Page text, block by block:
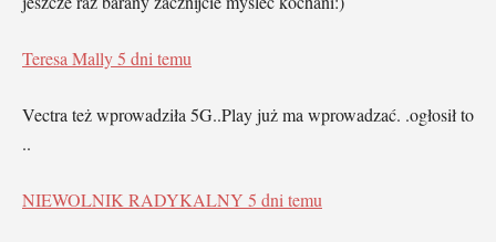
Teresa Mally5 dni temu
Vectra też wprowadziła 5G..Play już ma wprowadzać. .ogłosił to
..
NIEWOLNIK RADYKALNY 5 dni temu